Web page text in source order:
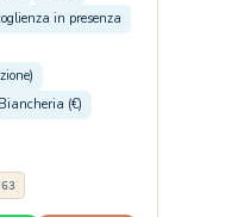
in presenza
(€)